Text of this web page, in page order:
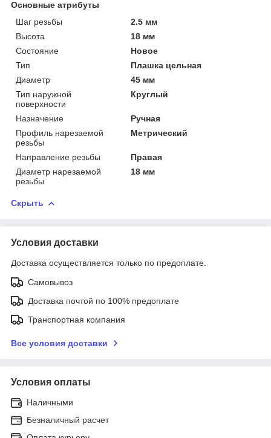
Основные атрибуты
Шаг резьбы
2.5 мм
Высота
18 мм
Состояние
Новое
Тип
Плашка цельная
Диаметр
45 мм
Тип наружной
поверхности
Круглый
Назначение
Ручная
Профиль нарезаемой
резьбы
Метрический
Направление резьбы
Правая
Диаметр нарезаемой
резьбы
18 мм
Скрыть
Условия доставки
Доставка осуществляется только по предоплате.
Самовывоз
Доставка почтой по 100% предоплате
Транспортная компания
Все условия доставки
Условия оплаты
Наличными
Безналичный расчет